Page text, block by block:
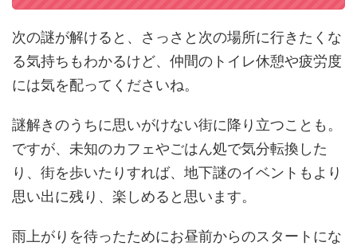
次の謎が解けると、さっさと次の場所に行きたくな
る気持ちもわかるけど、仲間のトイレ休憩や疲労度
には気を配ってくださいね。
謎解きのうちに思いがけない街に降り立つことも。
ですが、未知のカフェやごはん処で気分転換した
り、街を歩いたりすれば、地下謎のイベントもより
思い出に残り、楽しめると思います。
雨上がりを待ったためにお昼前からのスタートにな